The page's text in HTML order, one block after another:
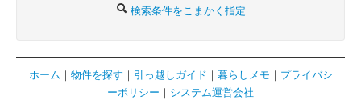
検索条件をこまかく指定
ホーム ｜ 物件を探す ｜ 引っ越しガイド ｜ 暮らしメモ ｜ プライバシ
ーポリシー ｜ システム運営会社